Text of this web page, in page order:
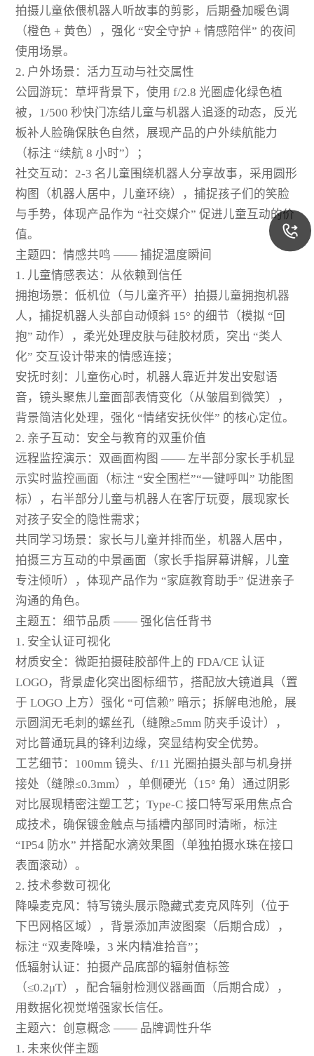
拍摄儿童依偎机器人听故事的剪影，后期叠加暖色调
（橙色 + 黄色），强化 “安全守护 + 情感陪伴” 的夜间
使用场景。
2. 户外场景：活力互动与社交属性
公园游玩：草坪背景下，使用 f/2.8 光圈虚化绿色植
被，1/500 秒快门冻结儿童与机器人追逐的动态，反光
板补人脸确保肤色自然，展现产品的户外续航能力
（标注 “续航 8 小时”）；
社交互动：2-3 名儿童围绕机器人分享故事，采用圆形
构图（机器人居中，儿童环绕），捕捉孩子们的笑脸
与手势，体现产品作为 “社交媒介” 促进儿童互动的价
值。
主题四：情感共鸣 —— 捕捉温度瞬间
1. 儿童情感表达：从依赖到信任
拥抱场景：低机位（与儿童齐平）拍摄儿童拥抱机器
人，捕捉机器人头部自动倾斜 15° 的细节（模拟 “回
抱” 动作），柔光处理皮肤与硅胶材质，突出 “类人
化” 交互设计带来的情感连接；
安抚时刻：儿童伤心时，机器人靠近并发出安慰语
音，镜头聚焦儿童面部表情变化（从皱眉到微笑），
背景简洁化处理，强化 “情绪安抚伙伴” 的核心定位。
2. 亲子互动：安全与教育的双重价值
远程监控演示：双画面构图 —— 左半部分家长手机显
示实时监控画面（标注 “安全围栏”“一键呼叫” 功能图
标），右半部分儿童与机器人在客厅玩耍，展现家长
对孩子安全的隐性需求；
共同学习场景：家长与儿童并排而坐，机器人居中，
拍摄三方互动的中景画面（家长手指屏幕讲解，儿童
专注倾听），体现产品作为 “家庭教育助手” 促进亲子
沟通的角色。
主题五：细节品质 —— 强化信任背书
1. 安全认证可视化
材质安全：微距拍摄硅胶部件上的 FDA/CE 认证
LOGO，背景虚化突出图标细节，搭配放大镜道具（置
于 LOGO 上方）强化 “可信赖” 暗示；拆解电池舱，展
示圆润无毛刺的螺丝孔（缝隙≥5mm 防夹手设计），
对比普通玩具的锋利边缘，突显结构安全优势。
工艺细节：100mm 镜头、f/11 光圈拍摄头部与机身拼
接处（缝隙≤0.3mm），单侧硬光（15° 角）通过阴影
对比展现精密注塑工艺；Type-C 接口特写采用焦点合
成技术，确保镀金触点与插槽内部同时清晰，标注
“IP54 防水” 并搭配水滴效果图（单独拍摄水珠在接口
表面滚动）。
2. 技术参数可视化
降噪麦克风：特写镜头展示隐藏式麦克风阵列（位于
下巴网格区域），背景添加声波图案（后期合成），
标注 “双麦降噪，3 米内精准拾音”；
低辐射认证：拍摄产品底部的辐射值标签
（≤0.2μT），配合辐射检测仪器画面（后期合成），
用数据化视觉增强家长信任。
主题六：创意概念 —— 品牌调性升华
1. 未来伙伴主题